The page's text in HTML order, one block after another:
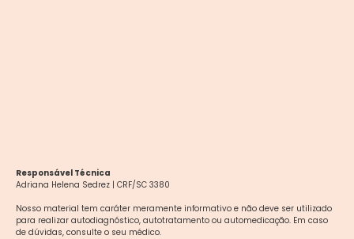
Responsável Técnica
Adriana Helena Sedrez | CRF/SC 3380
Nosso material tem caráter meramente informativo e não deve ser utilizado
para realizar autodiagnóstico, autotratamento ou automedicação. Em caso
de dúvidas, consulte o seu médico.